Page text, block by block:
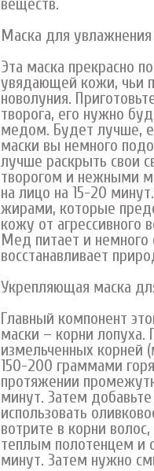
веществ.
Маска для
Эта маска прекрасно
увядающей кожи, чьи
новолуния.
творога, его нужно
медом. Будет лучше,
маски вы немного
лучше раскрыть свои
творогом и нежными
на лицо на 15-20
жирами, которые
кожу от
Мед питает и немного
восстанавливает
Укрепляющая маска
Главный компонент
маски – корни лопуха.
измельченных корней
150-200 граммами
протяжении
минут. Затем
использовать
вотрите в корни
теплым полотенцем и
минут. Затем нужно